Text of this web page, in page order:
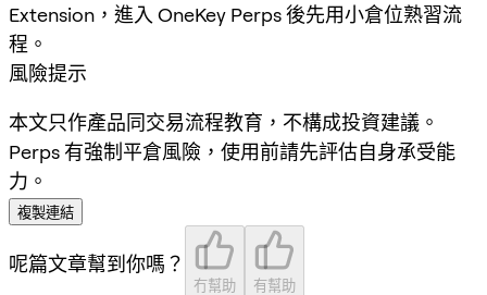
Extension，進入 OneKey Perps 後先用小倉位熟習流
程。
風險提示
本文只作產品同交易流程教育，不構成投資建議。
Perps 有強制平倉風險，使用前請先評估自身承受能
力。
複製連結
呢篇文章幫到你嗎？
冇幫助 有幫助